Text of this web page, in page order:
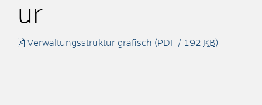
ur
Verwaltungsstruktur grafisch (PDF / 192 KB)